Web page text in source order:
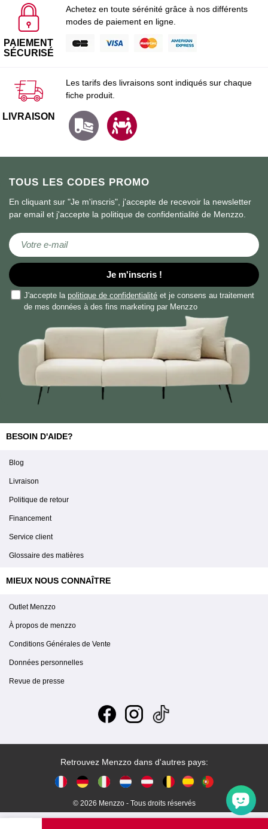
TOUS LES CODES PROMO
En cliquant sur "Je m'inscris", j'accepte de recevoir la newsletter
par email et j'accepte la politique de confidentialité de Menzzo.
Inscription à notre lettre d’information :
Je m'inscris !
J'accepte la politique de confidentialité et je consens au traitement
de mes données à des fins marketing par Menzzo
PAIEMENT
SÉCURISÉ
Achetez en toute sérénité grâce à nos différents
modes de paiement en ligne.
LIVRAISON
Les tarifs des livraisons sont indiqués sur chaque
fiche produit.
BESOIN D'AIDE?
Blog
Livraison
Politique de retour
Financement
Service client
Glossaire des matières
MIEUX NOUS CONNAÎTRE
Outlet Menzzo
À propos de menzzo
Conditions Générales de Vente
Données personnelles
Revue de presse
Retrouvez Menzzo dans d'autres pays:
© 2026 Menzzo - Tous droits réservés